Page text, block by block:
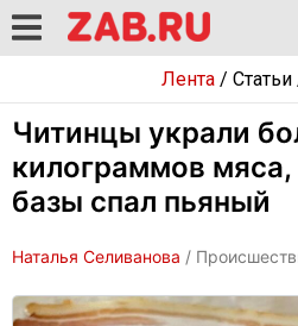
Лента/ Статьи
Читинцы украли
килограммов
базы спал пьяный
Наталья Селиванова /